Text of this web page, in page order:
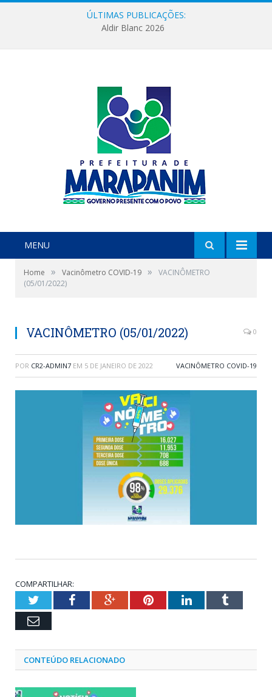
ÚLTIMAS PUBLICAÇÕES:
Aldir Blanc 2026
MENU
Home » Vacinômetro COVID-19 »
VACINÔMETRO
(05/01/2022)
VACINÔMETRO (05/01/2022) 0
POR CR2-ADMIN7 EM 5 DE JANEIRO DE 2022 VACINÔMETRO COVID-19
COMPARTILHAR:
TwitterFacebookGoogle+PinterestLinkedInTumblr
Email
CONTEÚDO RELACIONADO